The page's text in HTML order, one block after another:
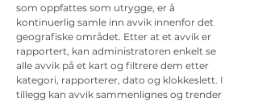
som oppfattes som utrygge, er å
kontinuerlig samle inn avvik innenfor det
geografiske området. Etter at et avvik er
rapportert, kan administratoren enkelt se
alle avvik på et kart og filtrere dem etter
kategori, rapporterer, dato og klokkeslett. I
tillegg kan avvik sammenlignes og trender